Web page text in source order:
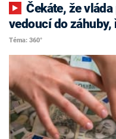
Čekáte, že vláda pomůže všem? To je iluze
vedoucí do
Téma: 360°